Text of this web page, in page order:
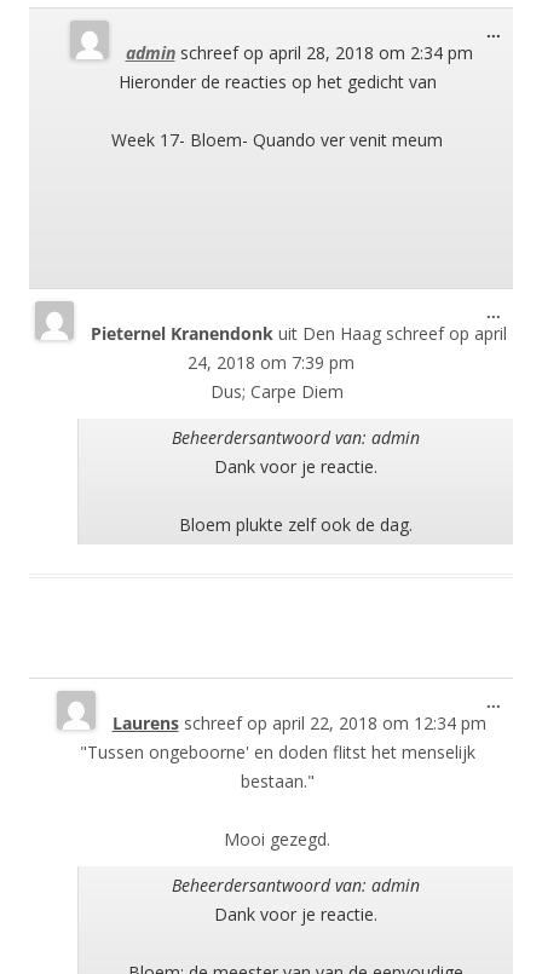
admin schreef op april 28, 2018 om 2:34 pm
Hieronder de reacties op het gedicht van
Week 17- Bloem- Quando ver venit meum
...
Pieternel Kranendonk uit Den Haag schreef op april
24, 2018 om 7:39 pm
Dus; Carpe Diem
Beheerdersantwoord van: admin
Dank voor je reactie.
Bloem plukte zelf ook de dag.
...
deze
Laurens schreef op april 22, 2018 om 12:34 pm
"Tussen ongeboorne' en doden flitst het menselijk
bestaan."
Mooi gezegd.
Beheerdersantwoord van: admin
Dank voor je reactie.
...